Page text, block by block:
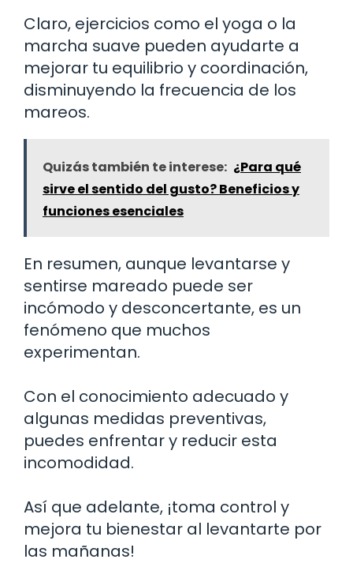
Claro, ejercicios como el yoga o la
marcha suave pueden ayudarte a
mejorar tu equilibrio y coordinación,
disminuyendo la frecuencia de los
mareos.
Quizás también te interese: ¿Para qué
sirve el sentido del gusto? Beneficios y
funciones esenciales
En resumen, aunque levantarse y
sentirse mareado puede ser
incómodo y desconcertante, es un
fenómeno que muchos
experimentan.
Con el conocimiento adecuado y
algunas medidas preventivas,
puedes enfrentar y reducir esta
incomodidad.
Así que adelante, ¡toma control y
mejora tu bienestar al levantarte por
las mañanas!